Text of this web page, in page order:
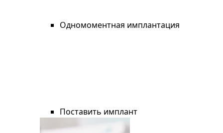
Одномоментная имплантация
Поставить имплант